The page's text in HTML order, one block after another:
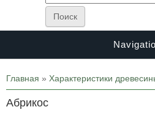
Вы здесь
Главная » Характеристики
Абрикос